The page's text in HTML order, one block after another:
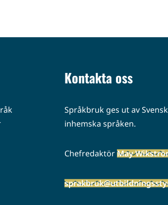
Kontakta oss
Språkbruk ges ut av
inhemska språken.
ChefredaktörMay